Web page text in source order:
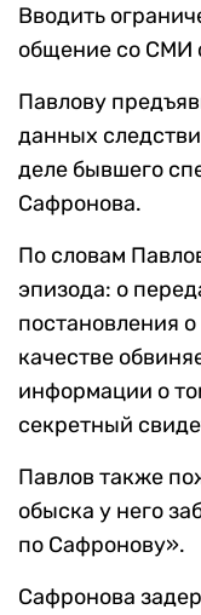
Вводить
общение со СМИ
Павлову
данных
деле бывшего
Сафронова.
По словам
эпизода: о
постановления
качестве
информации о
секретный
Павлов также
обыска у него
по Сафронову».
Сафронова